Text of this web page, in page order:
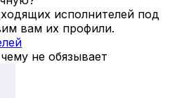
исполнителей под
вам их профили.
не обязывает